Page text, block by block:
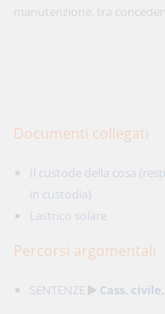
manutenzione, tra
Documenti collegati
Il custode della cosa
in custodia)
Lastrico solare
Percorsi argomentali
SENTENZE Cass.